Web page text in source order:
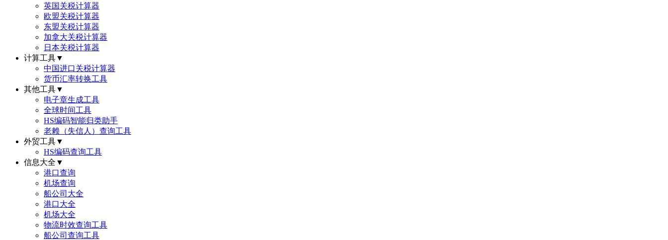
英国关税计算器
欧盟关税计算器
东盟关税计算器
加拿大关税计算器
日本关税计算器
计算工具▼
中国进口关税计算器
货币汇率转换工具
其他工具▼
电子章生成工具
全球时间工具
HS编码智能归类助手
老赖（失信人）查询工具
外贸工具▼
HS编码查询工具
信息大全 ▼
港口查询
机场查询
船公司大全
港口大全
机场大全
物流时效查询工具
船公司查询工具